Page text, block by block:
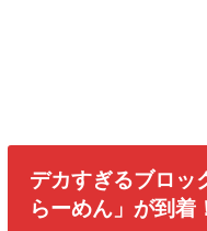
デカすぎるブロッ
らーめん」が到着